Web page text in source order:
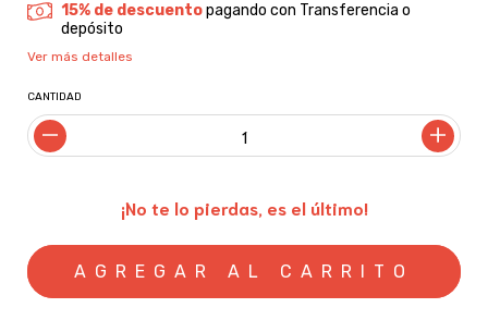
15% de descuentopagando con Transferencia o
depósito
Ver más detalles
CANTIDAD
¡No te lo pierdas, es el último!